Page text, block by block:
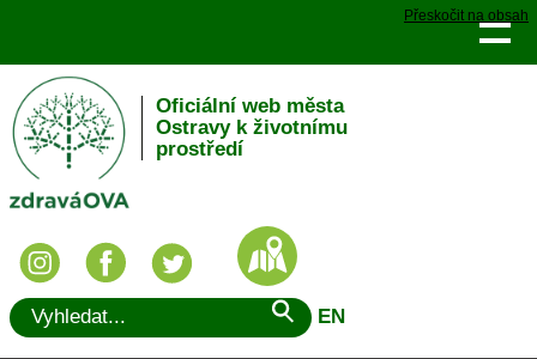
Přeskočit na obsah
Oficiální web města
Ostravy k životnímu
prostředí
EN